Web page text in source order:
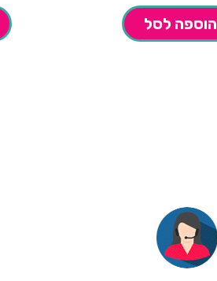
הוספה לסל